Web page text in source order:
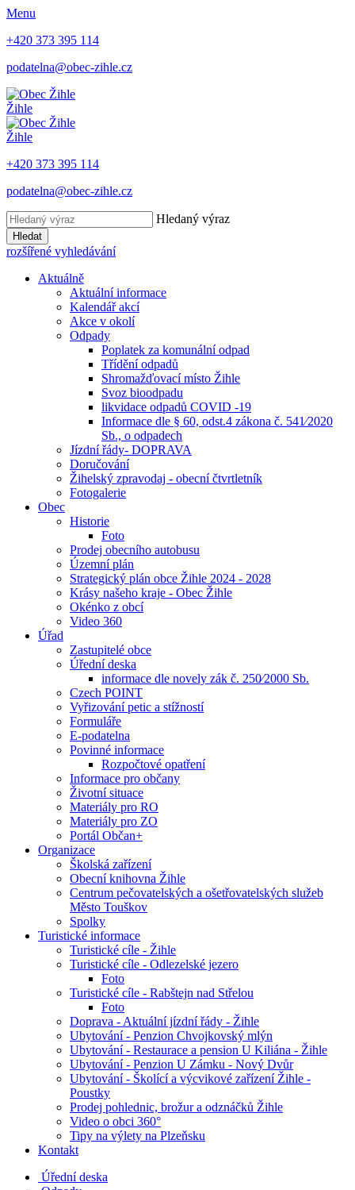
Menu
+420 373 395 114
podatelna@obec-zihle.cz
Žihle
Žihle
+420 373 395 114
podatelna@obec-zihle.cz
Hledaný výraz
Hledat
rozšířené vyhledávání
Aktuálně
Aktuální informace
Kalendář akcí
Akce v okolí
Odpady
Poplatek za komunální odpad
Třídění odpadů
Shromažďovací místo Žihle
Svoz bioodpadu
likvidace odpadů COVID -19
Informace dle § 60, odst.4 zákona č. 541⁄2020
Sb., o odpadech
Jízdní řády- DOPRAVA
Doručování
Žihelský zpravodaj - obecní čtvrtletník
Fotogalerie
Obec
Historie
Foto
Prodej obecního autobusu
Územní plán
Strategický plán obce Žihle 2024 - 2028
Krásy našeho kraje - Obec Žihle
Okénko z obcí
Video 360
Úřad
Zastupitelé obce
Úřední deska
informace dle novely zák č. 250⁄2000 Sb.
Czech POINT
Vyřizování petic a stížností
Formuláře
E-podatelna
Povinné informace
Rozpočtové opatření
Informace pro občany
Životní situace
Materiály pro RO
Materiály pro ZO
Portál Občan+
Organizace
Školská zařízení
Obecní knihovna Žihle
Centrum pečovatelských a ošetřovatelských služeb
Město Touškov
Spolky
Turistické informace
Turistické cíle - Žihle
Turistické cíle - Odlezelské jezero
Foto
Turistické cíle - Rabštejn nad Střelou
Foto
Doprava - Aktuální jízdní řády - Žihle
Ubytování - Penzion Chvojkovský mlýn
Ubytování - Restaurace a pension U Kiliána - Žihle
Ubytování - Penzion U Zámku - Nový Dvůr
Ubytování - Školící a výcvikové zařízení Žihle -
Poustky
Prodej pohlednic, brožur a odznáčků Žihle
Video o obci 360°
Tipy na výlety na Plzeňsku
Kontakt
Úřední deska